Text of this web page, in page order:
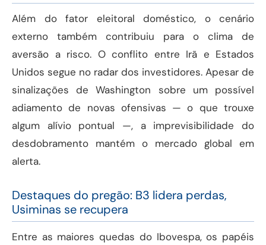
Além do fator eleitoral doméstico, o cenário
externo também contribuiu para o clima de
aversão a risco. O conflito entre Irã e Estados
Unidos segue no radar dos investidores. Apesar de
sinalizações de Washington sobre um possível
adiamento de novas ofensivas — o que trouxe
algum alívio pontual —, a imprevisibilidade do
desdobramento mantém o mercado global em
alerta.
Destaques do pregão: B3 lidera perdas,
Usiminas se recupera
Entre as maiores quedas do Ibovespa, os papéis